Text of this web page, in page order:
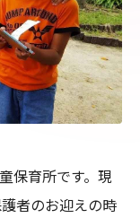
保育所です。現
者のお迎えの時